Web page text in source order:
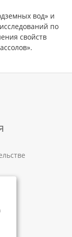
вод» и
по
свойств